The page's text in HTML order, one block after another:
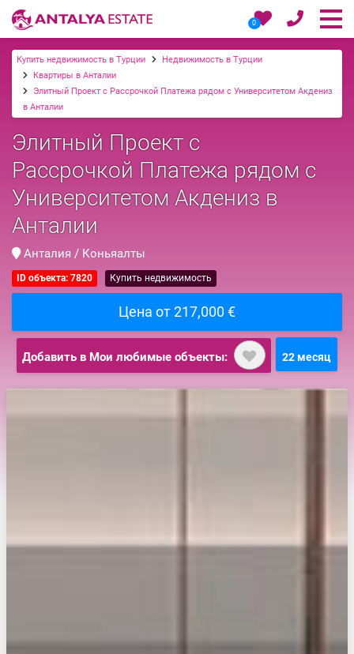
0
Купить недвижимость в Турции
Недвижимость в Турции
Квартиры в Анталии
Элитный Проект с Рассрочкой Платежа рядом с Университетом Акдениз
в Анталии
Элитный Проект с
Рассрочкой Платежа рядом с
Университетом Акдениз в
Анталии
Анталия / Коньяалты
ID объекта: 7820 Купить недвижимость
Цена от 217,000 €
Добавить в Мои любимые объекты: 22 месяц